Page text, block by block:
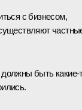
с бизнесом,
быть